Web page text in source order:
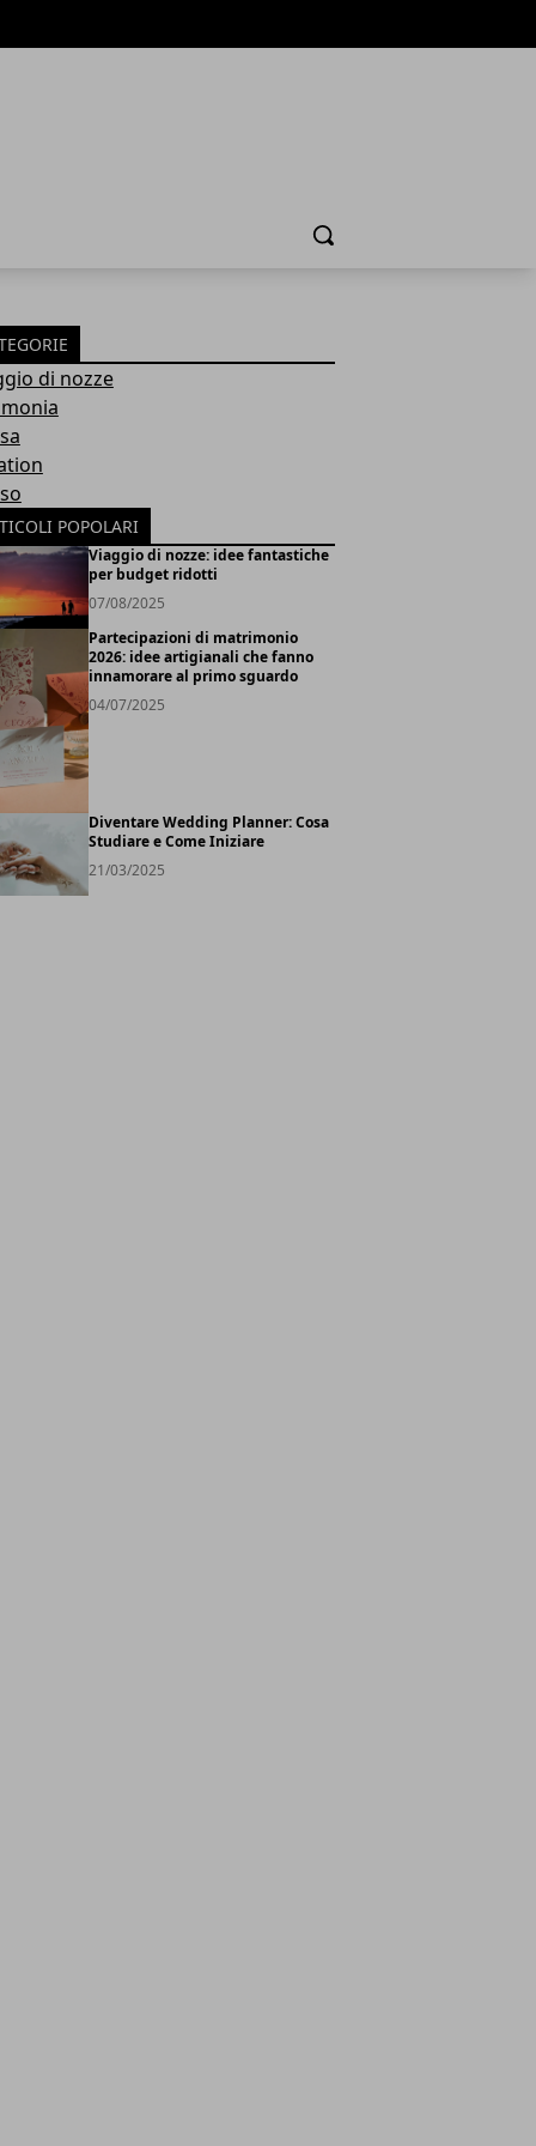
Cerca
di nozze
POPOLARI
Viaggio di nozze: idee fantastiche
per budget ridotti
07/08/2025
Partecipazioni di matrimonio
2026: idee artigianali che fanno
innamorare al primo sguardo
04/07/2025
Diventare Wedding Planner: Cosa
Studiare e Come Iniziare
21/03/2025